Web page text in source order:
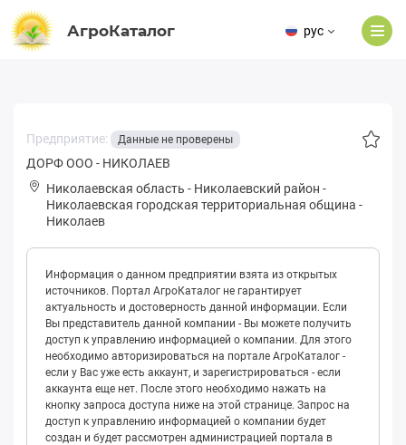
АгроКаталог рус
Предприятие: Данные не проверены
ДОРФ ООО - НИКОЛАЕВ
Николаевская область - Николаевский район -
Николаевская городская территориальная община -
Николаев
Информация о данном предприятии взята из открытых
источников. Портал АгроКаталог не гарантирует
актуальность и достоверность данной информации. Если
Вы представитель данной компании - Вы можете получить
доступ к управлению информацией о компании. Для этого
необходимо авторизироваться на портале АгроКаталог -
если у Вас уже есть аккаунт, и зарегистрироваться - если
аккаунта еще нет. После этого необходимо нажать на
кнопку запроса доступа ниже на этой странице. Запрос на
доступ к управлению информацией о компании будет
создан и будет рассмотрен администрацией портала в